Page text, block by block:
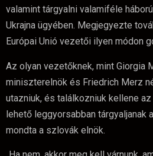
valamint tárgyalni valamiféle
Ukrajna ügyében. Megjegyezte
Európai Unió vezetői ilyen módon
Az olyan vezetőknek, mint Giorgia
miniszterelnök és Friedrich Merz
utazniuk, és találkozniuk kellene
lehető leggyorsabban tárgyaljanak
mondta a szlovák elnök.